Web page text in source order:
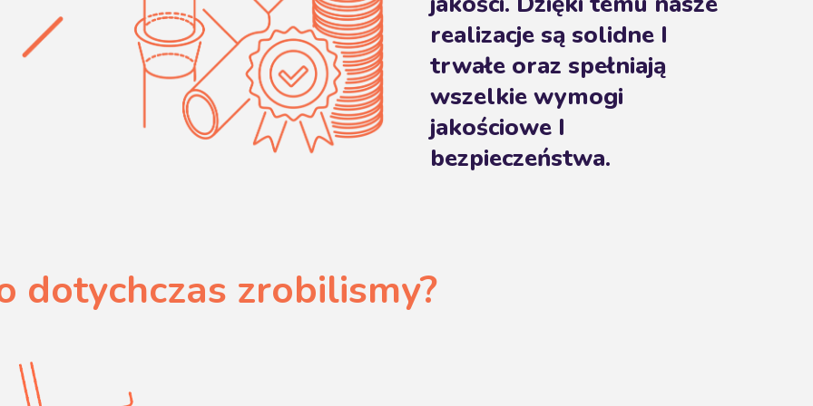
realizacje są solidne I
trwałe oraz spełniają
wszelkie wymogi
jakościowe I
bezpieczeństwa.
dotychczas zrobilismy?